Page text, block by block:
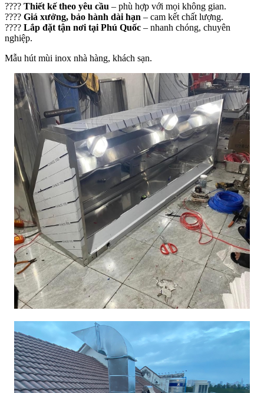
???? Thiết kế theo yêu cầu – phù hợp với mọi không gian.
???? Giá xưởng, bảo hành dài hạn – cam kết chất lượng.
???? Lắp đặt tận nơi tại Phú Quốc – nhanh chóng, chuyên
nghiệp.
Mẫu hút mùi inox nhà hàng, khách sạn.